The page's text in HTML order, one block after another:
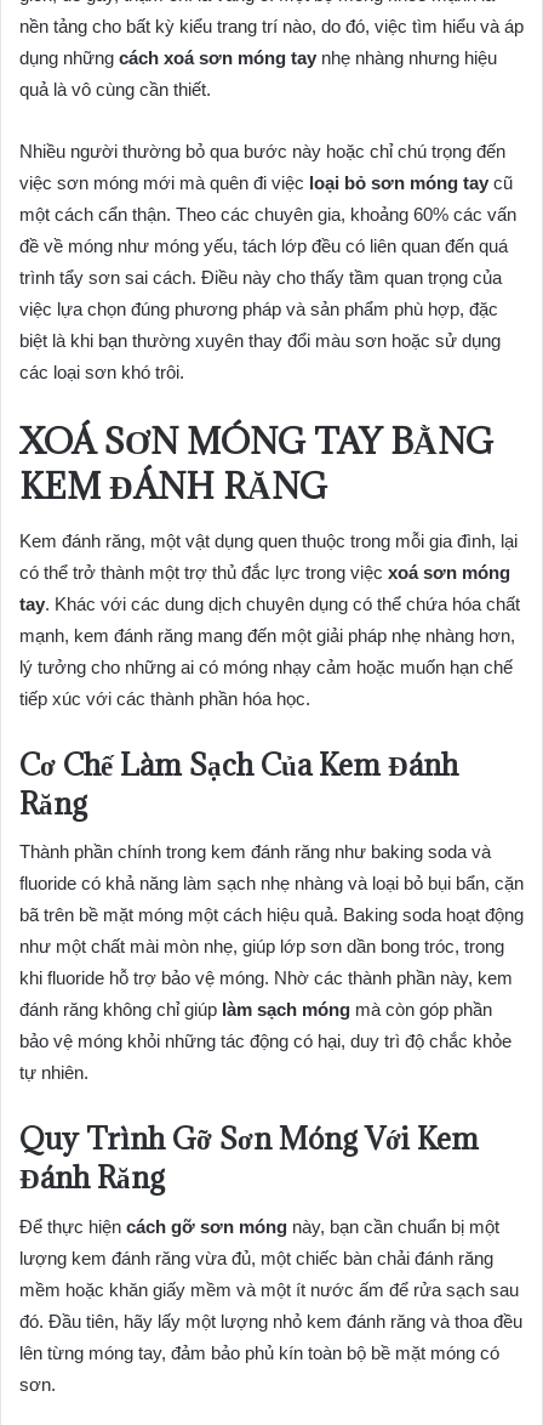
nền tảng cho bất kỳ kiểu trang trí nào, do đó, việc tìm hiểu và áp
dụng những cách xoá sơn móng tay nhẹ nhàng nhưng hiệu
quả là vô cùng cần thiết.
Nhiều người thường bỏ qua bước này hoặc chỉ chú trọng đến
việc sơn móng mới mà quên đi việc loại bỏ sơn móng tay cũ
một cách cẩn thận. Theo các chuyên gia, khoảng 60% các vấn
đề về móng như móng yếu, tách lớp đều có liên quan đến quá
trình tẩy sơn sai cách. Điều này cho thấy tầm quan trọng của
việc lựa chọn đúng phương pháp và sản phẩm phù hợp, đặc
biệt là khi bạn thường xuyên thay đổi màu sơn hoặc sử dụng
các loại sơn khó trôi.
XOÁ SƠN MÓNG TAY BẰNG
KEM ĐÁNH RĂNG
Kem đánh răng, một vật dụng quen thuộc trong mỗi gia đình, lại
có thể trở thành một trợ thủ đắc lực trong việc xoá sơn móng
tay. Khác với các dung dịch chuyên dụng có thể chứa hóa chất
mạnh, kem đánh răng mang đến một giải pháp nhẹ nhàng hơn,
lý tưởng cho những ai có móng nhạy cảm hoặc muốn hạn chế
tiếp xúc với các thành phần hóa học.
Cơ Chế Làm Sạch Của Kem Đánh
Răng
Thành phần chính trong kem đánh răng như baking soda và
fluoride có khả năng làm sạch nhẹ nhàng và loại bỏ bụi bẩn, cặn
bã trên bề mặt móng một cách hiệu quả. Baking soda hoạt động
như một chất mài mòn nhẹ, giúp lớp sơn dần bong tróc, trong
khi fluoride hỗ trợ bảo vệ móng. Nhờ các thành phần này, kem
đánh răng không chỉ giúp làm sạch móng mà còn góp phần
bảo vệ móng khỏi những tác động có hại, duy trì độ chắc khỏe
tự nhiên.
Quy Trình Gỡ Sơn Móng Với Kem
Đánh Răng
Để thực hiện cách gỡ sơn móng này, bạn cần chuẩn bị một
lượng kem đánh răng vừa đủ, một chiếc bàn chải đánh răng
mềm hoặc khăn giấy mềm và một ít nước ấm để rửa sạch sau
đó. Đầu tiên, hãy lấy một lượng nhỏ kem đánh răng và thoa đều
lên từng móng tay, đảm bảo phủ kín toàn bộ bề mặt móng có
sơn.